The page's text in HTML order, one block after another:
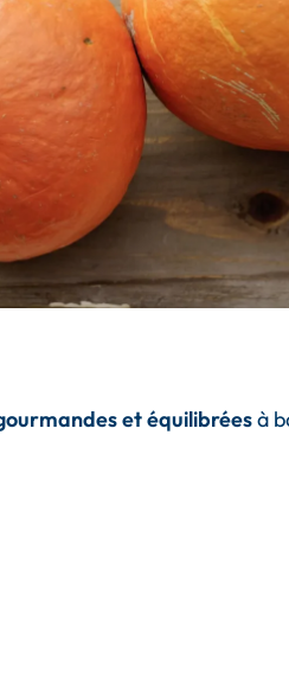
et équilibréesà